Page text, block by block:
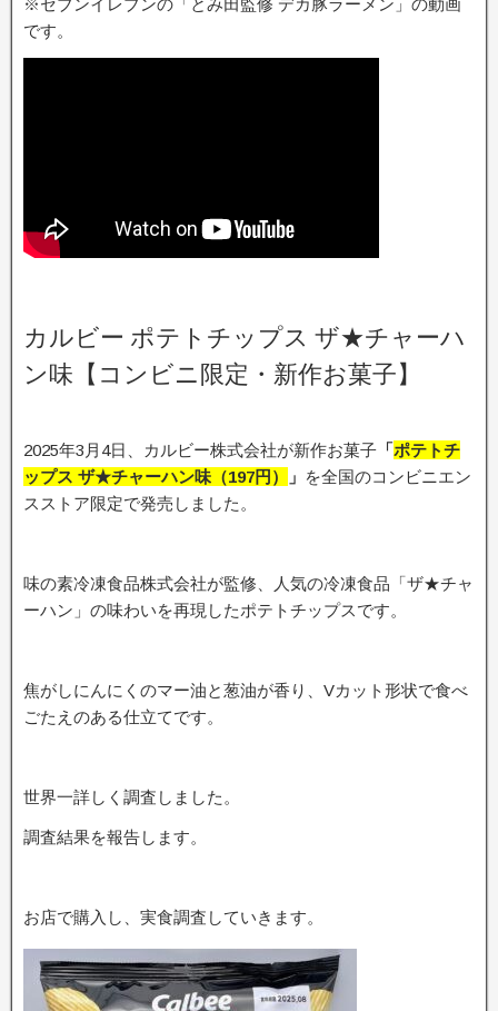
※セブンイレブンの「とみ田監修 デカ豚ラーメン」の動画
です。
カルビー ポテトチップス ザ★チャーハ
ン味【コンビニ限定・新作お菓子】
2025年3月4日、カルビー株式会社が新作お菓子 「ポテトチ
ップス ザ★チャーハン味 （197円） 」 を全国のコンビニエン
スストア限定で発売しました。
味の素冷凍食品株式会社が監修、人気の冷凍食品「ザ★チャ
ーハン」の味わいを再現したポテトチップスです。
焦がしにんにくのマー油と葱油が香り、Vカット形状で食べ
ごたえのある仕立てです。
世界一詳しく調査しました。
調査結果を報告します。
お店で購入し、実食調査していきます。